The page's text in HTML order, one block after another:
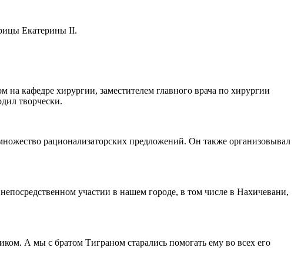
Екатерины II.
кафедре хирургии, заместителем главного врача по хирургии
творчески.
рационализаторских предложений. Он также организовывал
участии в нашем городе, в том числе в Нахичевани,
А мы с братом Тиграном старались помогать ему во всех его